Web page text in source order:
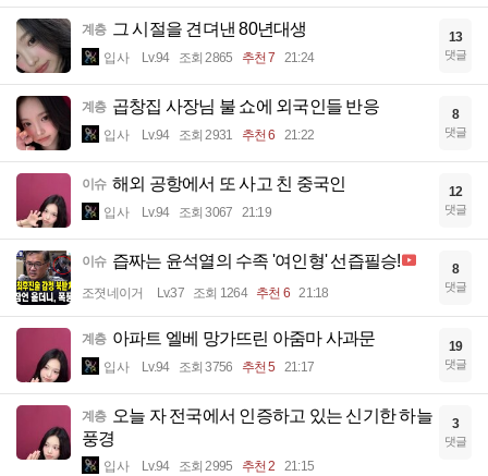
계층 그 시절을 견뎌낸 80년대생
입사 Lv.94 조회 2865 추천 7 21:24
13
댓글
계층 곱창집 사장님 불 쇼에 외국인들 반응
입사 Lv.94 조회 2931 추천 6 21:22
8
댓글
이슈 해외 공항에서 또 사고 친 중국인
입사 Lv.94 조회 3067 21:19
12
댓글
이슈 즙짜는 윤석열의 수족 '여인형' 선즙필승!
조졋네이거 Lv.37 조회 1264 추천 6 21:18
8
댓글
계층 아파트 엘베 망가뜨린 아줌마 사과문
입사 Lv.94 조회 3756 추천 5 21:17
19
댓글
계층 오늘 자 전국에서 인증하고 있는 신기한 하늘
풍경
입사 Lv.94 조회 2995 추천 2 21:15
3
댓글